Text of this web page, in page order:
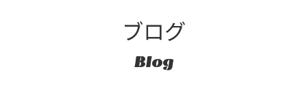
ブログ
Blog